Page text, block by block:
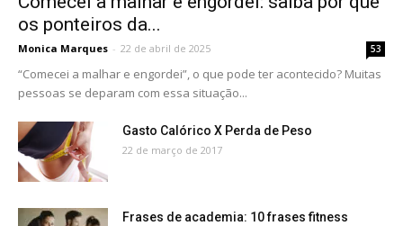
os ponteiros da...
Monica Marques - 22 de abril de 2025 53
“Comecei a malhar e engordei”, o que pode ter acontecido? Muitas
pessoas se deparam com essa situação...
Gasto Calórico X Perda de Peso
22 de março de 2017
Frases de academia: 10 frases fitness